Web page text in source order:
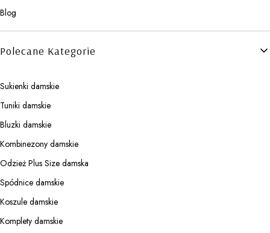
Blog
Polecane Kategorie
Sukienki damskie
Tuniki damskie
Bluzki damskie
Kombinezony damskie
Odzież Plus Size damska
Spódnice damskie
Koszule damskie
Komplety damskie